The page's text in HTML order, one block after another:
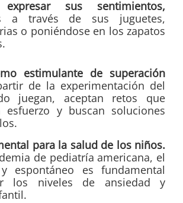
expresar sus sentimientos,
a través de sus juguetes,
o poniéndose en los zapatos
estimulante de superación
de la experimentación del
juegan, aceptan retos que
esfuerzo y buscan soluciones
para la salud de los niños.
de pediatría americana, el
espontáneo es fundamental
los niveles de ansiedad y